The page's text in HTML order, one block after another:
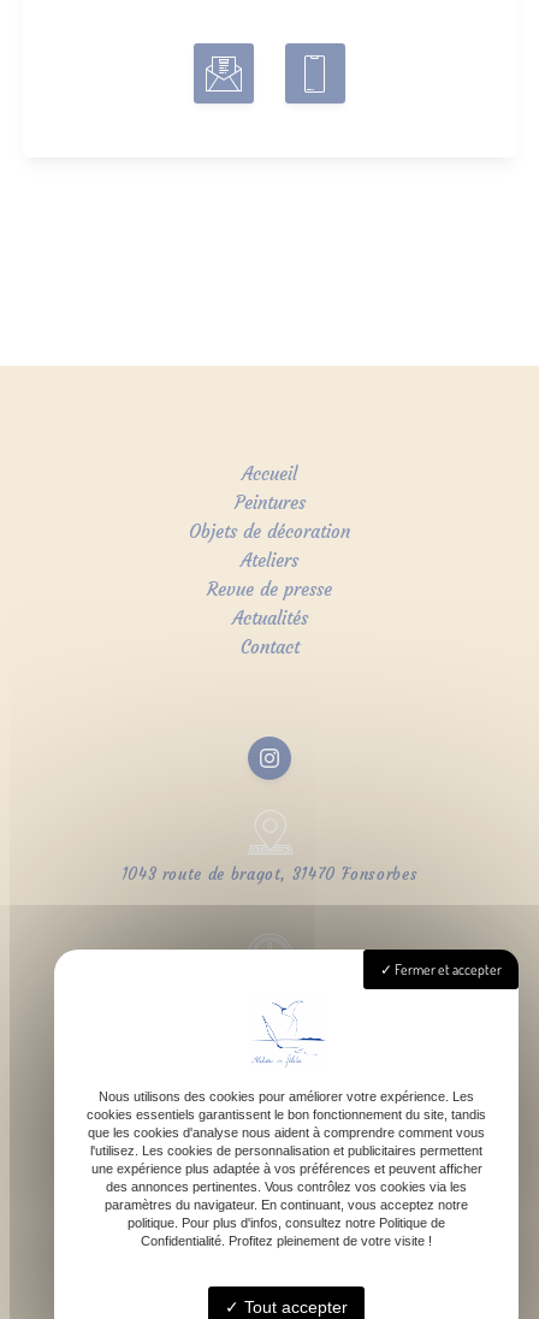
Accueil
Peintures
Objets de décoration
Ateliers
Revue de presse
Actualités
Contact
1043 route de bragot, 31470 Fonsorbes
Lundi - Samedi : 9h - 18h
contact@atelierdefelicie.fr
06 08 95 80 82
Fermer et accepter
Nous utilisons des cookies pour améliorer votre expérience. Les
cookies essentiels garantissent le bon fonctionnement du site, tandis
que les cookies d'analyse nous aident à comprendre comment vous
l'utilisez. Les cookies de personnalisation et publicitaires permettent
une expérience plus adaptée à vos préférences et peuvent afficher
des annonces pertinentes. Vous contrôlez vos cookies via les
paramètres du navigateur. En continuant, vous acceptez notre
politique. Pour plus d'infos, consultez notre Politique de
Confidentialité. Profitez pleinement de votre visite !
Tout accepter